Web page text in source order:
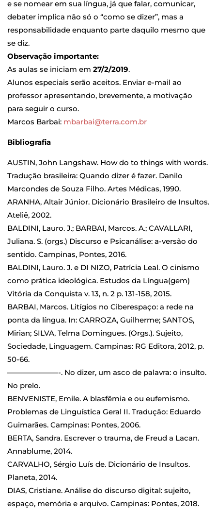
e se nomear em sua língua, já que falar, comunicar,
debater implica não só o “como se dizer”, mas a
responsabilidade enquanto parte daquilo mesmo que
se diz.
Observação importante:
As aulas se iniciam em 27/2/2019.
Alunos especiais serão aceitos. Enviar e-mail ao
professor apresentando, brevemente, a motivação
para seguir o curso.
Marcos Barbai: mbarbai@terra.com.br
Bibliografia
AUSTIN, John Langshaw. How do to things with words.
Tradução brasileira: Quando dizer é fazer. Danilo
Marcondes de Souza Filho. Artes Médicas, 1990.
ARANHA, Altair Júnior. Dicionário Brasileiro de Insultos.
Ateliê, 2002.
BALDINI, Lauro. J.; BARBAI, Marcos. A.; CAVALLARI,
Juliana. S. (orgs.) Discurso e Psicanálise: a-versão do
sentido. Campinas, Pontes, 2016.
BALDINI, Lauro. J. e DI NIZO, Patrícia Leal. O cinismo
como prática ideológica. Estudos da Língua(gem)
Vitória da Conquista v. 13, n. 2 p. 131-158, 2015.
BARBAI, Marcos. Litígios no Ciberespaço: a rede na
ponta da língua. In: CARROZA, Guilherme; SANTOS,
Mirian; SILVA, Telma Domingues. (Orgs.). Sujeito,
Sociedade, Linguagem. Campinas: RG Editora, 2012, p.
50-66.
———————-. No dizer, um asco de palavra: o insulto.
No prelo.
BENVENISTE, Emile. A blasfêmia e ou eufemismo.
Problemas de Linguística Geral II. Tradução: Eduardo
Guimarães. Campinas: Pontes, 2006.
BERTA, Sandra. Escrever o trauma, de Freud a Lacan.
Annablume, 2014.
CARVALHO, Sérgio Luís de. Dicionário de Insultos.
Planeta, 2014.
DIAS, Cristiane. Análise do discurso digital: sujeito,
espaço, memória e arquivo. Campinas: Pontes, 2018.